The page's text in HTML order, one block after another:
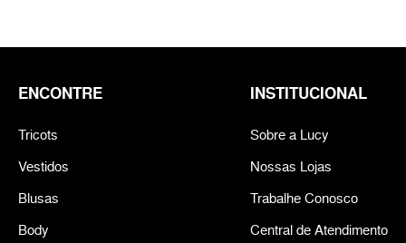
ENCONTRE
Tricots
Vestidos
Blusas
Body
INSTITUCIONAL
Sobre a Lucy
Nossas Lojas
Trabalhe Conosco
Central de Atendimento